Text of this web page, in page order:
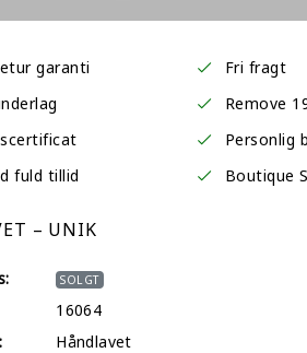
garanti
Fri fragt
Remove
Personlig
fuld tillid
Boutique
– UNIK
SOLGT
16064
Håndlavet